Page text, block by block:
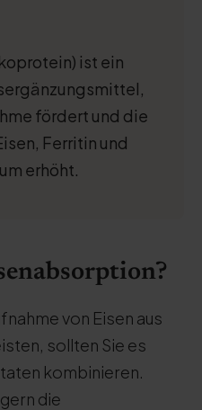
ist ein
fördert und die
Ferritin und
erhöht.
von Eisen aus
sollten Sie es
kombinieren.
die